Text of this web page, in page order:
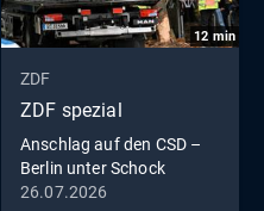
12min
ZDF
ZDF spezial
Anschlag auf den CSD –
Berlin unter Schock
26.07.2026